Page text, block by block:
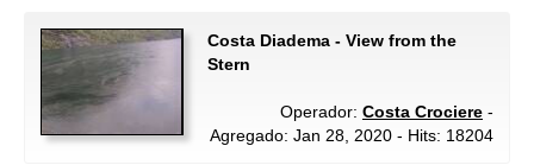
Costa Diadema - View from the
Stern
Operador: Costa Crociere -
Agregado: Jan 28, 2020 - Hits: 18204